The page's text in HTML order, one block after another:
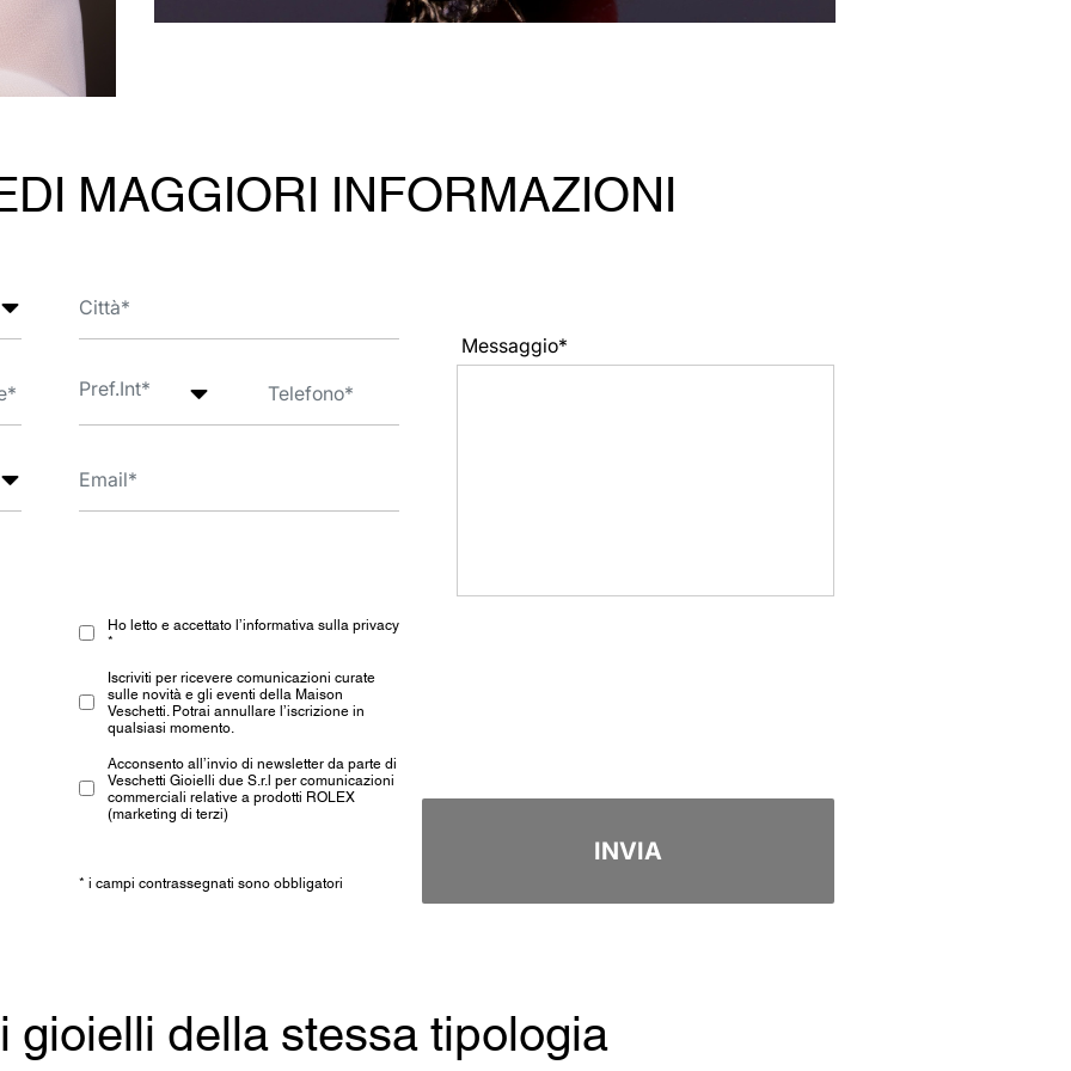
MAGGIORI INFORMAZIONI
Messaggio*
Ho letto e accettato l’informativa sulla privacy
*
Iscriviti per ricevere comunicazioni curate
sulle novità e gli eventi della Maison
Veschetti. Potrai annullare l’iscrizione in
qualsiasi momento.
Acconsento all’invio di newsletter da parte di
Veschetti Gioielli due S.r.l per comunicazioni
commerciali relative a prodotti ROLEX
(marketing di terzi)
* i campi contrassegnati sono obbligatori
INVIA
gioielli della stessa tipologia